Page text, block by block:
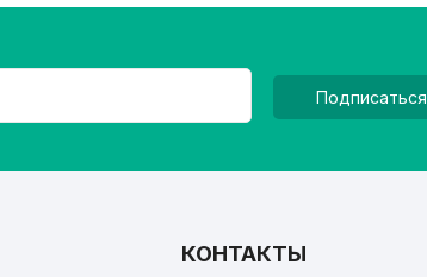
Подписаться
КОНТАКТЫ